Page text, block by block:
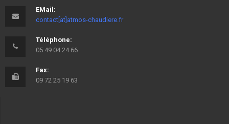
EMail:
contact[at]atmos-chaudiere.fr
Téléphone:
05 49 04 24 66
Fax:
09 72 25 19 63